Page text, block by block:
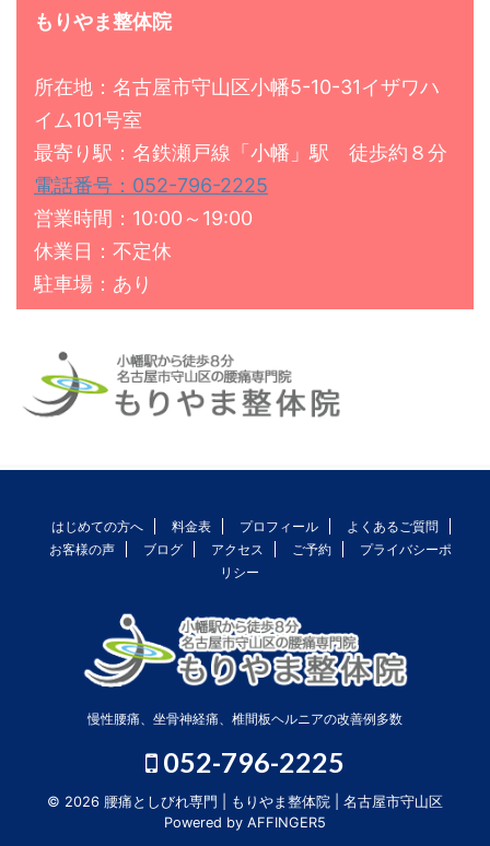
もりやま整体院
所在地：名古屋市守山区小幡5-10-31イザワハ
イム101号室
最寄り駅：名鉄瀬戸線「小幡」駅 徒歩約８分
電話番号：052-796-2225
営業時間：10:00～19:00
休業日：不定休
駐車場：あり
はじめての方へ 料金表 プロフィール
よくあるご質問
お客様の声
ブログ アクセス ご予約
プライバシーポ
リシー
慢性腰痛、坐骨神経痛、椎間板ヘルニアの改善例多数
052-796-2225
© 2026 腰痛としびれ専門 | もりやま整体院 | 名古屋市守山区
Powered by AFFINGER5